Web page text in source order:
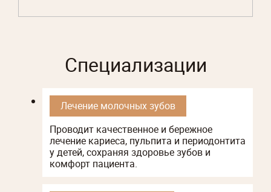
Специализации
Лечение молочных зубов
Проводит качественное и бережное
лечение кариеса, пульпита и периодонтита
у детей, сохраняя здоровье зубов и
комфорт пациента.